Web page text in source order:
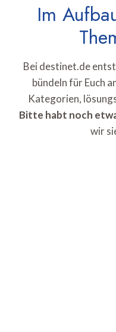
Im
Bei destinet.de
bündeln für Euch
Kategorien,
Bitte habt noch
wir